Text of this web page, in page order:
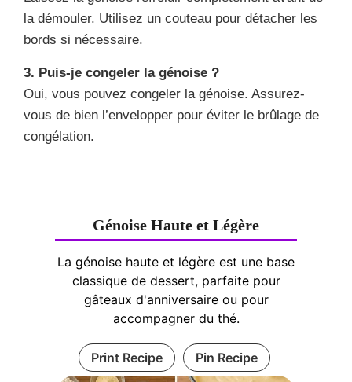
la démouler. Utilisez un couteau pour détacher les
bords si nécessaire.
3. Puis-je congeler la génoise ?
Oui, vous pouvez congeler la génoise. Assurez-
vous de bien l’envelopper pour éviter le brûlage de
congélation.
Génoise Haute et Légère
La génoise haute et légère est une base
classique de dessert, parfaite pour
gâteaux d'anniversaire ou pour
accompagner du thé.
Print Recipe Pin Recipe